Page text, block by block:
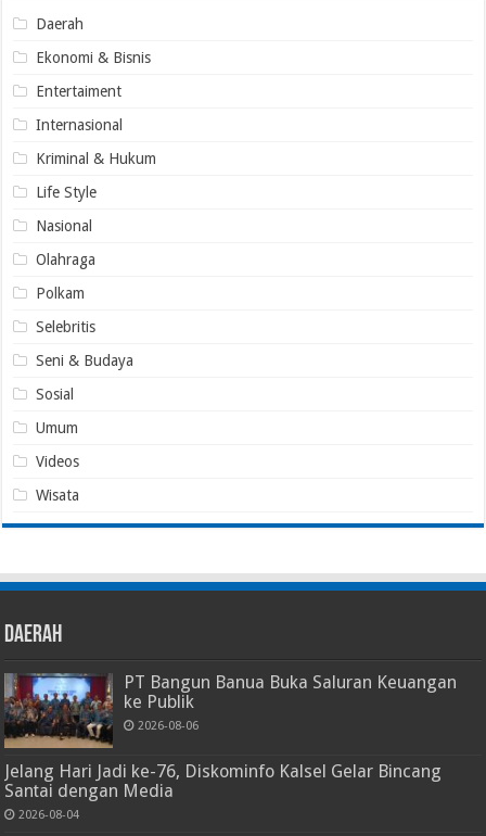
Daerah
Ekonomi & Bisnis
Entertaiment
Internasional
Kriminal & Hukum
Life Style
Nasional
Olahraga
Polkam
Selebritis
Seni & Budaya
Sosial
Umum
Videos
Wisata
Daerah
PT Bangun Banua Buka Saluran Keuangan
ke Publik
2026-08-06
Jelang Hari Jadi ke-76, Diskominfo Kalsel Gelar Bincang
Santai dengan Media
2026-08-04